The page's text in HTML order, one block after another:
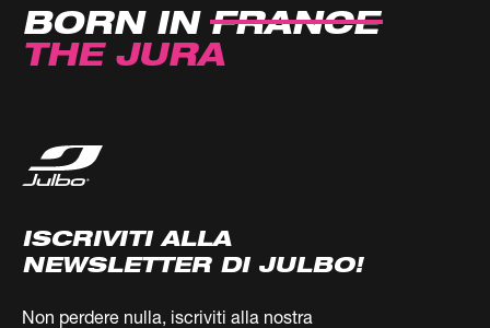
BORN IN FRANCE
THE JURA
ISCRIVITI ALLA
NEWSLETTER DI JULBO!
Non perdere nulla, iscriviti alla nostra